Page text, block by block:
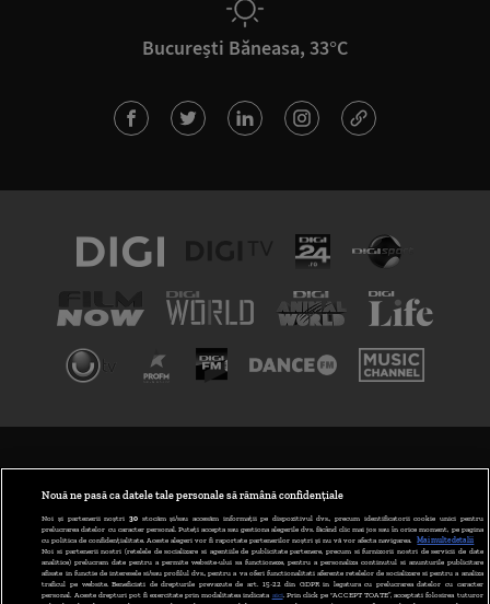
București Băneasa, 33°C
ABONARE DIGI TV
GESTIONAȚI PREFERINȚELE
Nouă ne pasă ca datele tale personale să rămână confidențiale
Noi și partenerii noștri 30stocăm și/sau accesăm informații pe dispozitivul dvs., precum identificatorii cookie unici pentru
prelucrarea datelor cu caracter personal. Puteți accepta sau gestiona alegerile dvs. făcând clic mai jos sau în orice moment, pe pagina
cu politica de confidențialitate. Aceste alegeri vor fi raportate partenerilor noștri și nu vă vor afecta navigarea.
Mai multe detalii
Noi si partenerii nostri (retelele de socializare si agentiile de publicitate partenere, precum si furnizorii nostri de servicii de date
analitice) prelucram date pentru a permite website-ului sa functioneze, pentru a personaliza continutul si anunturile publicitare
afisate in functie de interesele si/sau profilul dvs., pentru a va oferi functionalitati aferente retelelor de socializare si pentru a analiza
traficul pe website. Beneficiati de drepturile prevazute de art. 15-22 din GDPR in legatura cu prelucrarea datelor cu caracter
personal. Aceste drepturi pot fi exercitate prin modalitatea indicata aici. Prin click pe “ACCEPT TOATE”, acceptati folosirea tuturor